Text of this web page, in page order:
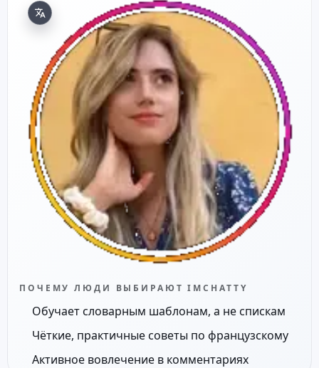
ПОЧЕМУ ЛЮДИ ВЫБИРАЮТ IMCHATTY
Обучает словарным шаблонам, а не спискам
Чёткие, практичные советы по французскому
Активное вовлечение в комментариях